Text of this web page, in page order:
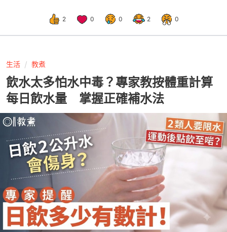
2 0 0 2 0
生活 教煮
飲水太多怕水中毒？專家教按體重計算
每日飲水量 掌握正確補水法